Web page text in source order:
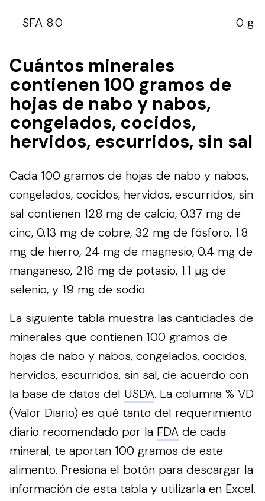
SFA 8:0
0 g
Cuántos minerales
contienen 100 gramos de
hojas de nabo y nabos,
congelados, cocidos,
hervidos, escurridos, sin sal
Cada 100 gramos de hojas de nabo y nabos,
congelados, cocidos, hervidos, escurridos, sin
sal contienen 128 mg de calcio, 0.37 mg de
cinc, 0.13 mg de cobre, 32 mg de fósforo, 1.8
mg de hierro, 24 mg de magnesio, 0.4 mg de
manganeso, 216 mg de potasio, 1.1 µg de
selenio, y 19 mg de sodio.
La siguiente tabla muestra las cantidades de
minerales que contienen 100 gramos de
hojas de nabo y nabos, congelados, cocidos,
hervidos, escurridos, sin sal, de acuerdo con
la base de datos del USDA. La columna % VD
(Valor Diario) es qué tanto del requerimiento
diario recomendado por la FDA de cada
mineral, te aportan 100 gramos de este
alimento. Presiona el botón para descargar la
información de esta tabla y utilizarla en Excel.